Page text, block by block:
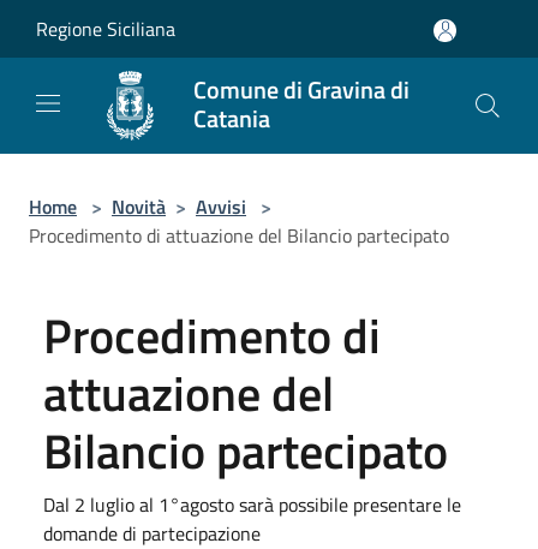
Regione Siciliana
Comune di Gravina di
Catania
Home > Novità > Avvisi >
Procedimento di attuazione del Bilancio partecipato
Procedimento di
attuazione del
Bilancio partecipato
Dal 2 luglio al 1°agosto sarà possibile presentare le
domande di partecipazione